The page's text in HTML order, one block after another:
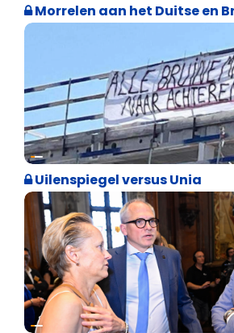
Morrelen aan het Duitse en
Cultuuroorlog
Uilenspiegel versus Unia
Binnenland politiek